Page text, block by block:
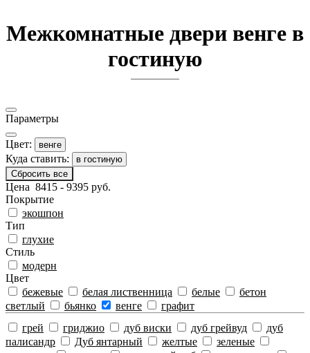
Межкомнатные двери венге в
гостиную
Параметры
Цвeт: венге
Куда ставить:
в гостиную
Сбросить все
Цена 8415 - 9395 руб.
Покрытиe
экошпон
Тип
глухие
Стиль
модерн
Цвeт
бежевые
белая лиственница белые
бетон
светлый
бьянко венге
графит
грей
гриджио дуб виски дуб грейвуд
дуб
палисандр
Дуб янтарный желтые
зеленые